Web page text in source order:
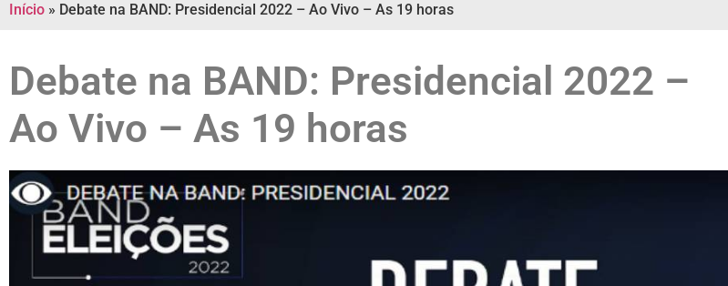
Início » Debate na BAND: Presidencial 2022 – Ao Vivo – As 19 horas
Debate na BAND: Presidencial 2022 –
Ao Vivo – As 19 horas